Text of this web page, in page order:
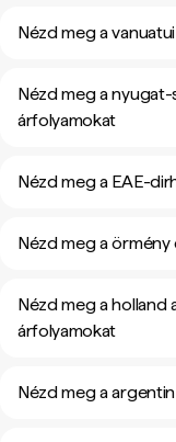
Nézd meg a
Nézd meg a
árfolyamokat
Nézd meg a EAE-
Nézd meg a
Nézd meg a holland
árfolyamokat
Nézd meg a